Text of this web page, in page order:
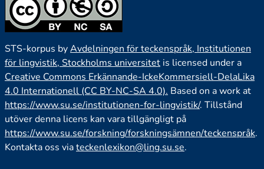
STS-korpus byAvdelningen för teckenspråk, Institutionen
för lingvistik, Stockholms universitet is licensed under a
Creative Commons Erkännande-IckeKommersiell-DelaLika
4.0 Internationell (CC BY-NC-SA 4.0). Based on a work at
https://www.su.se/institutionen-for-lingvistik/. Tillstånd
utöver denna licens kan vara tillgängligt på
https://www.su.se/forskning/forskningsämnen/teckenspråk.
Kontakta oss viateckenlexikon@ling.su.se.